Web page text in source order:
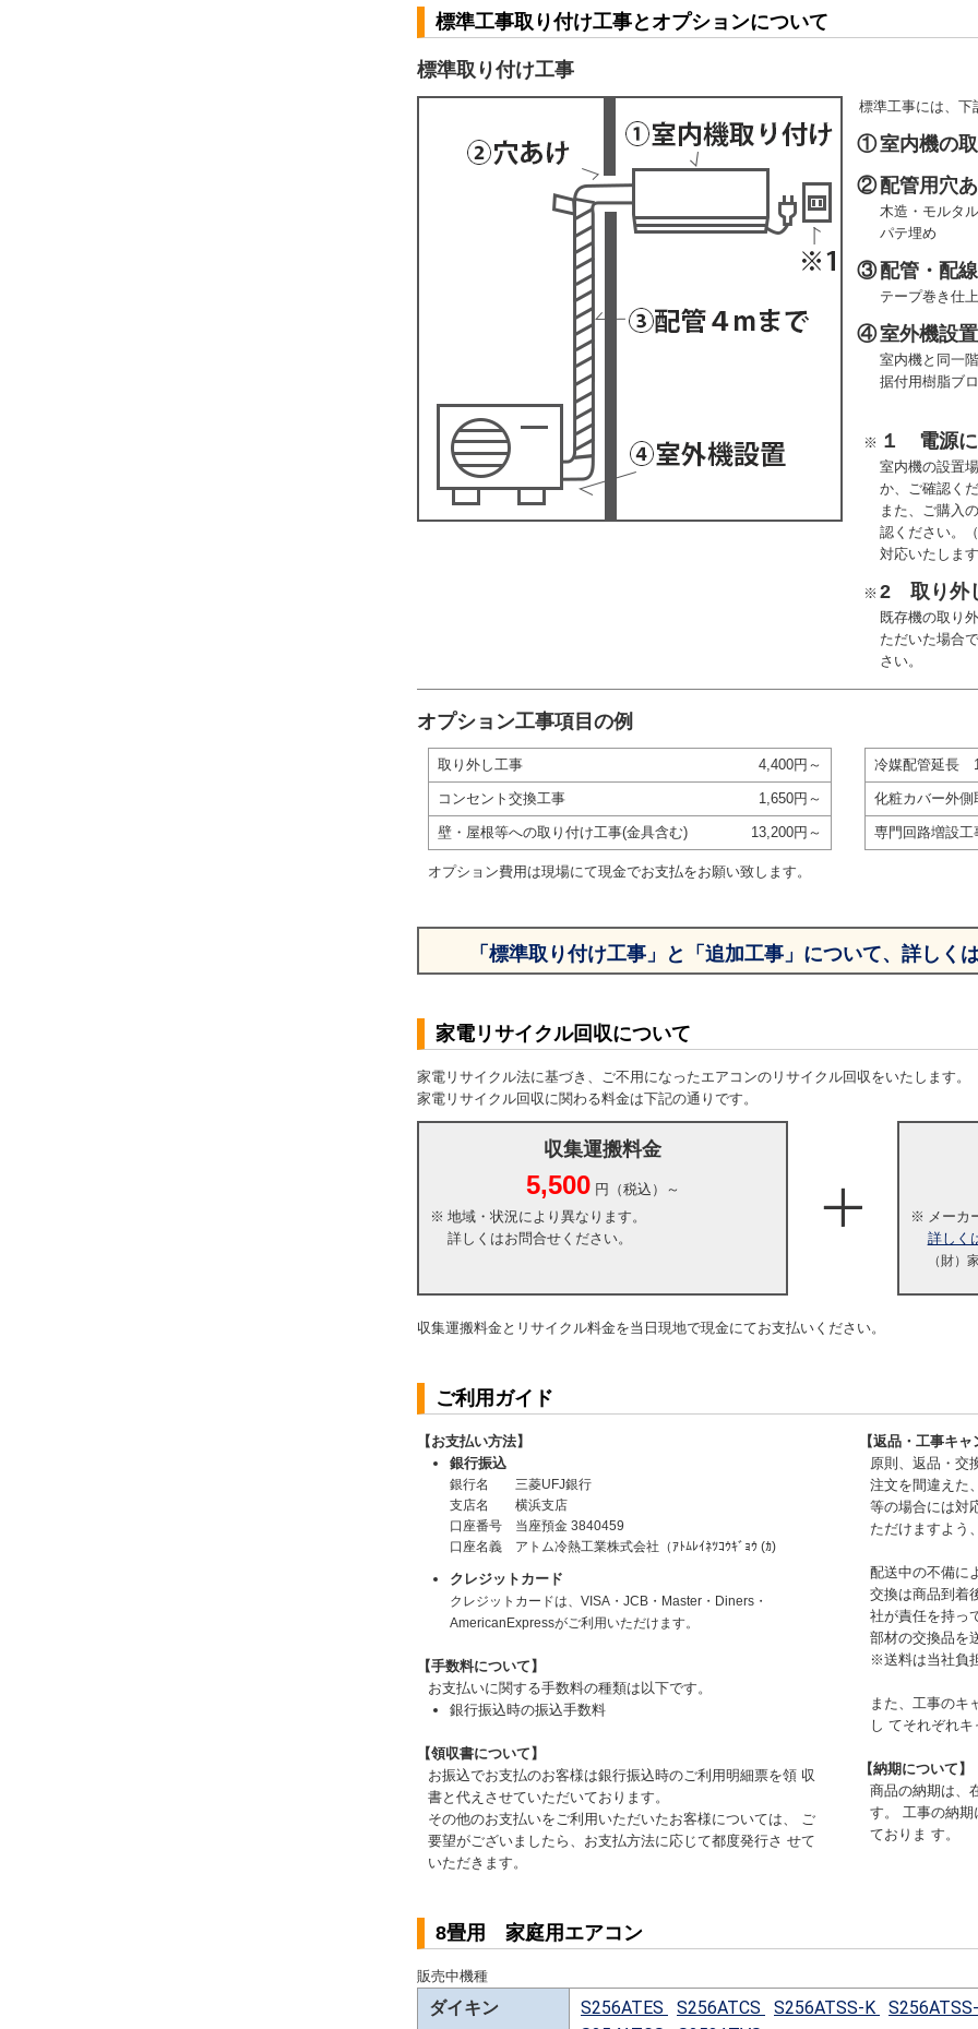
標準工事取り付け工事とオプションについて
標準取り付け工事
標準工事には、下
①室内機の
② 配管用穴
木造・モルタ
パテ埋め
③ 配管・配
テープ巻き仕
④室外機設置
室内機と同一
据付用樹脂ブ
※ １ 電源
室内機の設置
か、ご確認く
また、ご購入
認ください。
対応いたしま
※ 2 取り外
既存機の取り
ただいた場合
さい。
オプション工事項目の例
取り外し工事 4,400円～
コンセント交換工事 1,650円～
壁・屋根等への取り付け工事(金具含む) 13,200円～
冷媒配管延長
化粧カバー外側
専門回路増設
オプション費用は現場にて現金でお支払をお願い致します。
「標準取り付け工事」と「追加工事」について、詳し
家電リサイクル回収について
家電リサイクル法に基づき、ご不用になったエアコンのリサイクル回収をいたします。
家電リサイクル回収に関わる料金は下記の通りです。
収集運搬料金
5,500円（税込）～
※ 地域・状況により異なります。
詳しくはお問合せください。
※ メーカ
詳しく
（財）
収集運搬料金とリサイクル料金を当日現地で現金にてお支払いください。
ご利用ガイド
【お支払い方法】
銀行振込
銀行名
三菱UFJ銀行
支店名
横浜支店
口座番号
当座預金 3840459
口座名義
アトム冷熱工業株式会社（ｱﾄﾑﾚｲﾈﾂｺｳｷﾞｮｳ (ｶ)
クレジットカード
クレジットカードは、VISA・JCB・Master・Diners・
AmericanExpressがご利用いただけます。
【手数料について】
お支払いに関する手数料の種類は以下です。
銀行振込時の振込手数料
【領収書について】
お振込でお支払のお客様は銀行振込時のご利用明細票を領 収
書と代えさせていただいております。
その他のお支払いをご利用いただいたお客様については、 ご
要望がございましたら、お支払方法に応じて都度発行さ せて
いただきます。
【返品・工事キ
原則、返品・交
注文を間違えた
等の場合には対
ただけますよう
配送中の不備に
交換は商品到着
社が責任を持っ
部材の交換品を
※送料は当社負
また、工事のキ
し てそれぞれ
【納期について】
商品の納期は、
す。 工事の納
ておりま す。
8畳用 家庭用エアコン
販売中機種
ダイキン S256ATES S256ATCS S256ATSS-K